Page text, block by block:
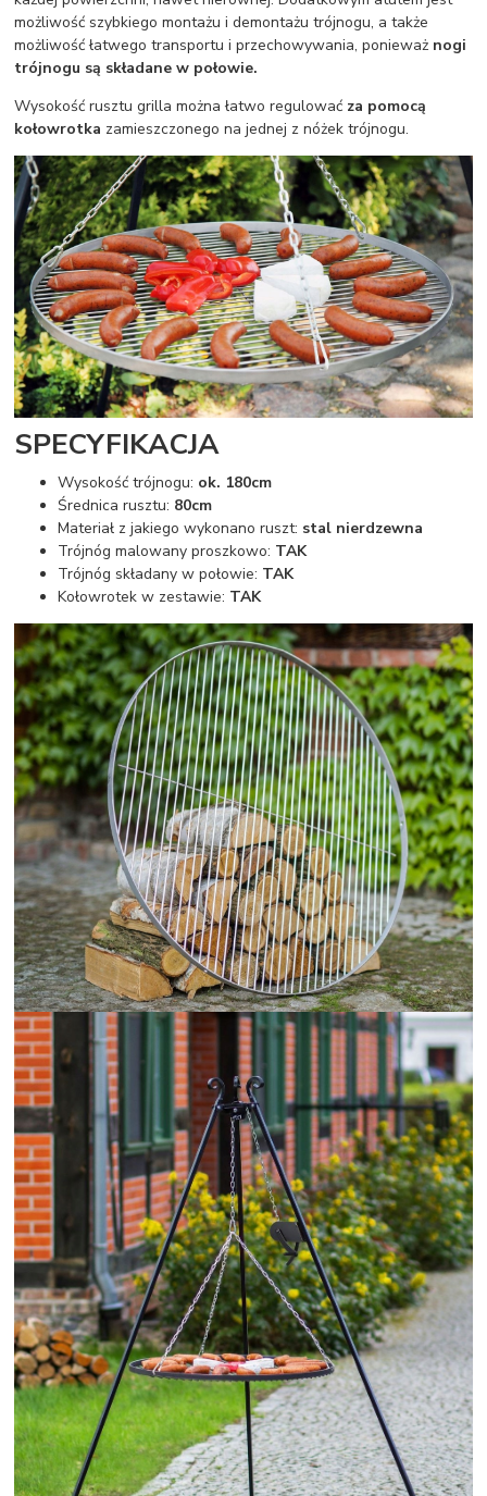
możliwość szybkiego montażu i demontażu trójnogu, a także
możliwość łatwego transportu i przechowywania, ponieważ nogi
trójnogu są składane w połowie.
Wysokość rusztu grilla można łatwo regulować za pomocą
kołowrotka zamieszczonego na jednej z nóżek trójnogu.
SPECYFIKACJA
Wysokość trójnogu: ok. 180cm
Średnica rusztu: 80cm
Materiał z jakiego wykonano ruszt: stal nierdzewna
Trójnóg malowany proszkowo: TAK
Trójnóg składany w połowie: TAK
Kołowrotek w zestawie: TAK